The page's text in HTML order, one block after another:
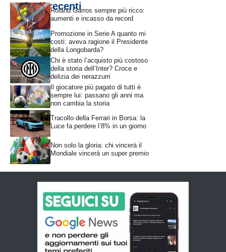
Articoli recentiRoland Garros sempre più ricco:
aumenti e incasso da record
Promozione in Serie A quanto mi
costi: aveva ragione il Presidente
della Longobarda?
Chi è stato l’acquisto più costoso
della storia dell’Inter? Croce e
delizia dei nerazzurri
Il giocatore più pagato di tutti è
sempre lui: passano gli anni ma
non cambia la storia
Tracollo della Ferrari in Borsa: la
Luce fa perdere l’8% in un giorno
Non solo la gloria: chi vincerà il
Mondiale vincerà un super premio